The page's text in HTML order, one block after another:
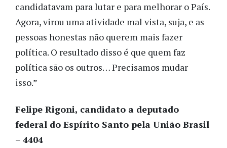
candidatavam para lutar e para melhorar o País.
Agora, virou uma atividade mal vista, suja, e as
pessoas honestas não querem mais fazer
política. O resultado disso é que quem faz
política são os outros… Precisamos mudar
isso.”
Felipe Rigoni, candidato a deputado
federal do Espírito Santo pela União Brasil
– 4404